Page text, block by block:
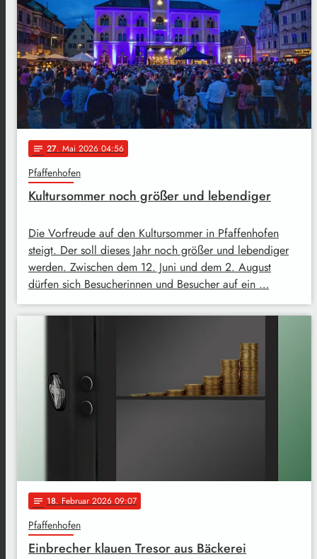
notes 27. Mai 2026 04:56
Pfaffenhofen
Kultursommer noch größer und lebendiger
Die Vorfreude auf den Kultursommer in Pfaffenhofen
steigt. Der soll dieses Jahr noch größer und lebendiger
werden. Zwischen dem 12. Juni und dem 2. August
dürfen sich Besucherinnen und Besucher auf ein …
notes 18. Februar 2026 09:07
Pfaffenhofen
Einbrecher klauen Tresor aus Bäckerei